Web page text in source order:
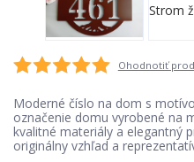
Ohodnotiť
Moderné číslo na dom s
označenie domu vyrobené na
kvalitné materiály a elegantný
originálny vzhľad a